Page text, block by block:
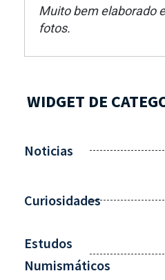
Muito bem elaborado
fotos.
WIDGET DE
Noticias
Curiosidades
Estudos
Numismáticos